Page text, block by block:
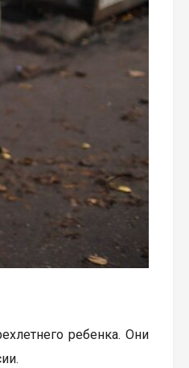
ребенка. Они